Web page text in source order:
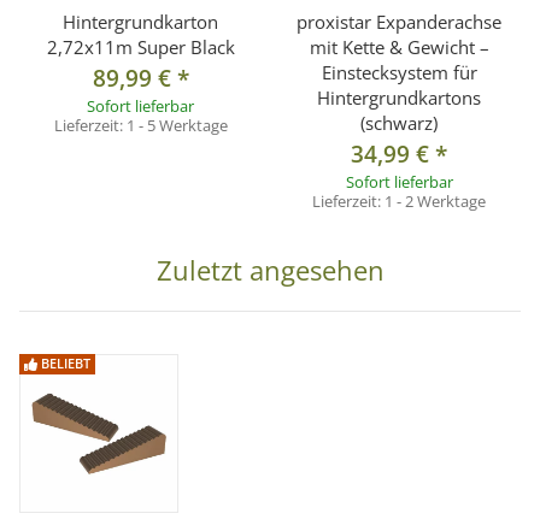
Hintergrundkarton
2,72x11m Super Black
89,99 €*
Sofort lieferbar
Lieferzeit: 1 - 5 Werktage
proxistar Expanderachse
mit Kette & Gewicht –
Einstecksystem für
Hintergrundkartons
(schwarz)
34,99 €*
Sofort lieferbar
Lieferzeit: 1 - 2 Werktage
Zuletzt angesehen
BELIEBT